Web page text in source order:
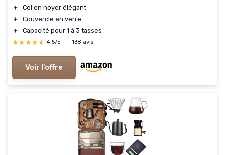
＋
Col en noyer élégant
＋
Couvercle en verre
＋
Capacité pour 1 à 3 tasses
★★★★★
★★★★★ 4,5/5 — 138 avis
Voir l'offre